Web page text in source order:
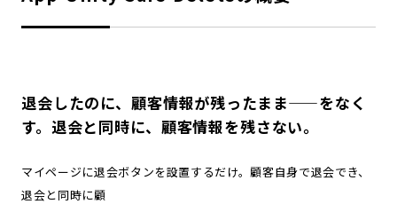
退会したのに、顧客情報が残ったまま——をなく
す。退会と同時に、顧客情報を残さない。
マイページに退会ボタンを設置するだけ。顧客自身で退会でき、
退会と同時に顧